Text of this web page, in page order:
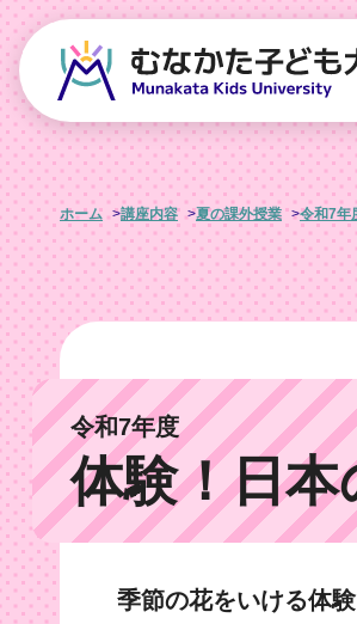
ホーム 講座内容 夏の課外授業 令和7年
令和7年度
体験！日
季節の花をいける体